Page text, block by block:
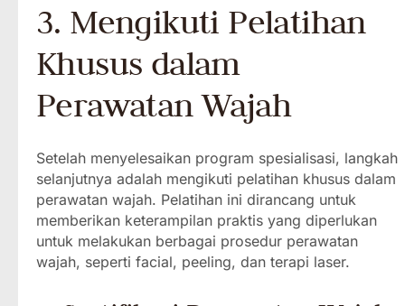
3. Mengikuti Pelatihan
Khusus dalam
Perawatan Wajah
Setelah menyelesaikan program spesialisasi, langkah
selanjutnya adalah mengikuti pelatihan khusus dalam
perawatan wajah. Pelatihan ini dirancang untuk
memberikan keterampilan praktis yang diperlukan
untuk melakukan berbagai prosedur perawatan
wajah, seperti facial, peeling, dan terapi laser.